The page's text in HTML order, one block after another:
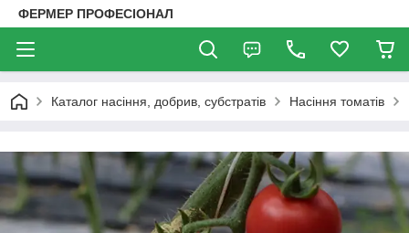
ФЕРМЕР ПРОФЕСІОНАЛ
Каталог насіння, добрив, субстратів Насіння томатів